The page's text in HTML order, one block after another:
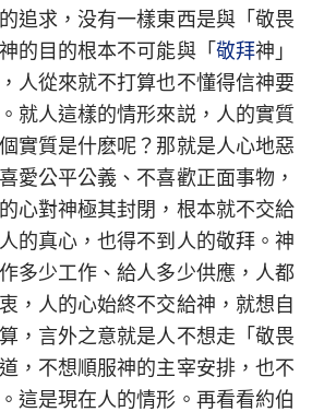
追求，没有一樣東西是與「敬畏
的目的根本不可能與「 敬拜神」
人從來就不打算也不懂得信神要
就人這樣的情形來説，人的實質
實質是什麽呢？那就是人心地惡
愛公平公義、不喜歡正面事物，
心對神極其封閉，根本就不交給
的真心，也得不到人的敬拜。神
多少工作、給人多少供應，人都
，人的心始終不交給神，就想自
，言外之意就是人不想走「敬畏
，不想順服神的主宰安排，也不
這是現在人的情形。再看看約伯